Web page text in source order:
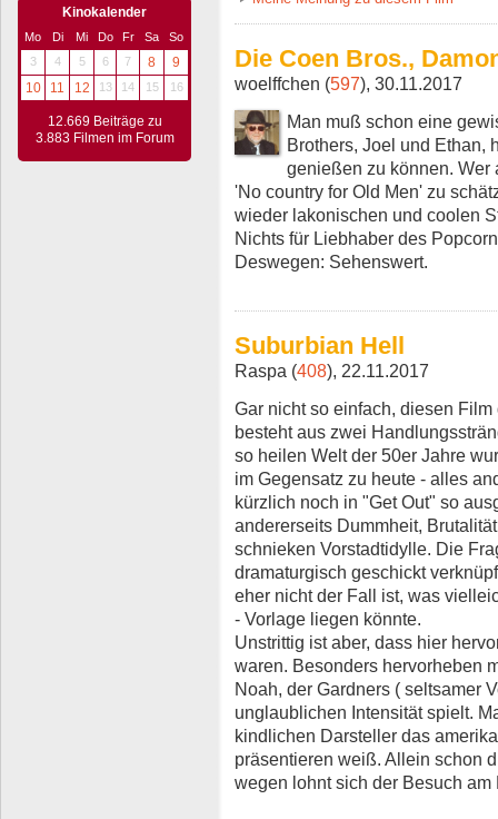
Kinokalender
Mo Di Mi Do Fr Sa
So
3
4 5 6 7 8
9
10
11 12 13 14 15 16
12.669 Beiträge zu
3.883 Filmen im Forum
Die Coen Bros.,
woelffchen (597), 30.11.2017
Man muß schon eine
Brothers, Joel und Ethan,
genießen zu können. Wer
'No country for Old Men' zu
wieder lakonischen und coolen
Nichts für Liebhaber des
Deswegen: Sehenswert.
Suburbian Hell
Raspa (408), 22.11.2017
Gar nicht so einfach, diesen
besteht aus zwei
so heilen Welt der 50er Jahre
im Gegensatz zu heute - alles
kürzlich noch in "Get Out" so
andererseits Dummheit,
schnieken Vorstadtidylle. Die
dramaturgisch geschickt
eher nicht der Fall ist, was
- Vorlage liegen könnte.
Unstrittig ist aber, dass hier
waren. Besonders hervorheben
Noah, der Gardners ( seltsamer
unglaublichen Intensität spielt.
kindlichen Darsteller das
präsentieren weiß. Allein schon
wegen lohnt sich der Besuch am